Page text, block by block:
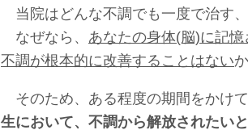
当院はどんな不調でも一度で治す
なぜなら、 あなたの身体(脳)に記
不調が根本的に改善することはない
そのため、ある程度の期間をかけ
生において、不調から解放されたい